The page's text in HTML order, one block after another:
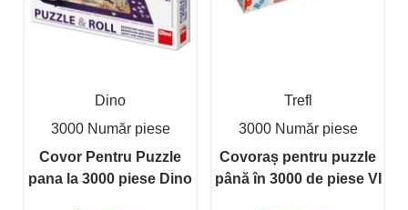
Dino
3000 Număr piese
Covor Pentru Puzzle
pana la 3000 piese Dino
Trefl
3000 Număr piese
Covoraș pentru puzzle
până în 3000 de piese VI